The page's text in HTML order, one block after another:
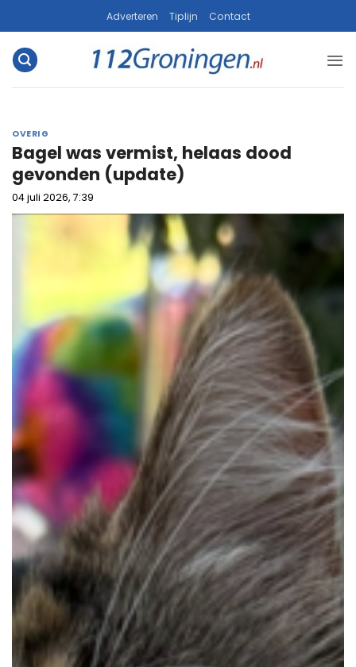
naar
inhoud
Adverteren Tiplijn Contact
OVERIG
Bagel was vermist, helaas dood
gevonden (update)
04 juli 2026, 7:39